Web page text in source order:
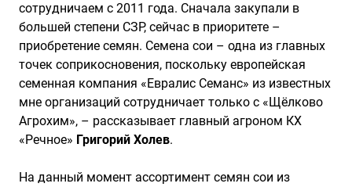
сотрудничаем с 2011 года. Сначала закупали в
большей степени СЗР, сейчас в приоритете –
приобретение семян. Семена сои – одна из главных
точек соприкосновения, поскольку европейская
семенная компания «Евралис Семанс» из известных
мне организаций сотрудничает только с «Щёлково
Агрохим», – рассказывает главный агроном КХ
«Речное» Григорий Холев.
На данный момент ассортимент семян сои из